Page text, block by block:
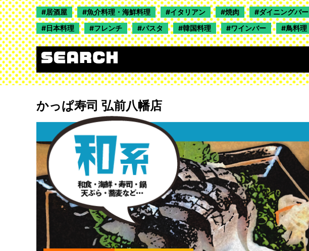
居酒屋 魚介料理・海鮮料理 イタリアン 焼肉 ダイニングバー
日本料理
フレンチ パスタ 韓国料理 ワインバー 鳥料理
かっぱ寿司 弘前八幡店